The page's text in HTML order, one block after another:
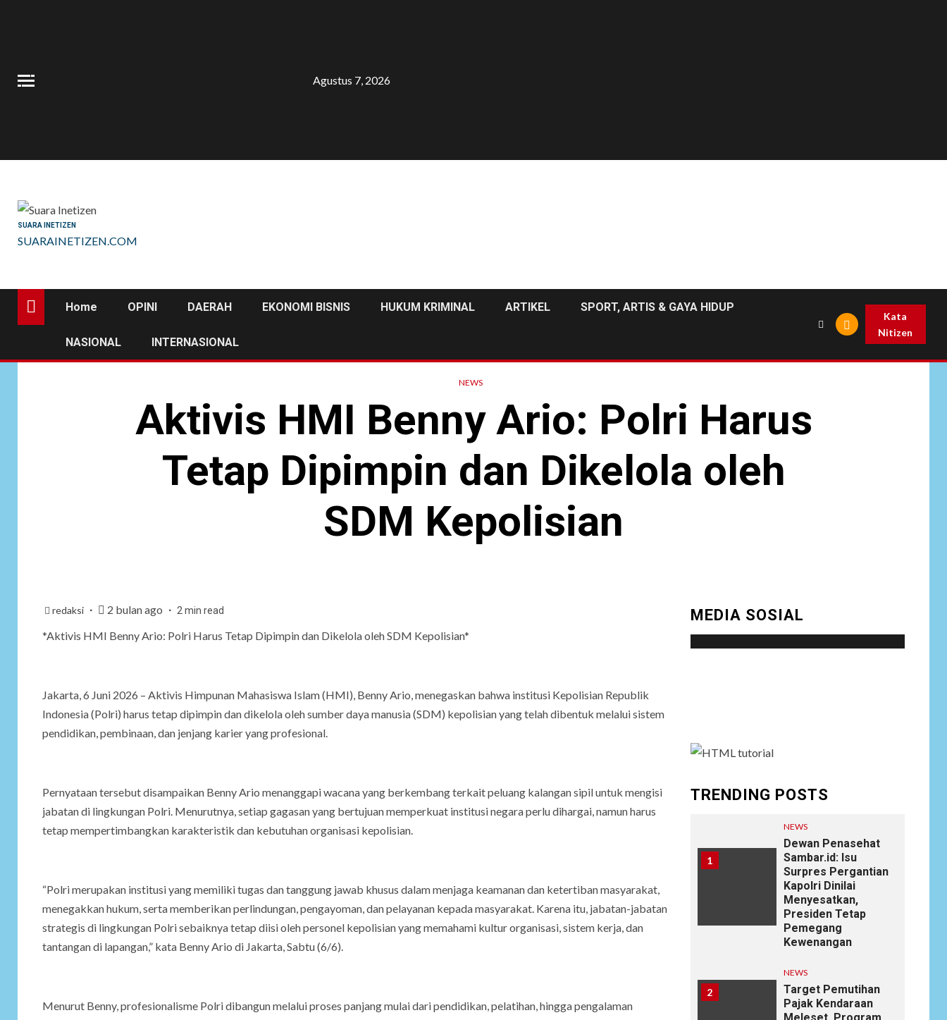
Agustus 7, 2026
SUARA INETIZEN
SUARAINETIZEN.COM
Home OPINI DAERAH EKONOMI BISNIS HUKUM KRIMINAL ARTIKEL SPORT, ARTIS & GAYA HIDUP
NASIONAL INTERNASIONAL
Kata
Nitizen
NEWS
Aktivis HMI Benny Ario: Polri Harus
Tetap Dipimpin dan Dikelola oleh
SDM Kepolisian
redaksi 2 bulan ago 2 min read
*Aktivis HMI Benny Ario: Polri Harus Tetap Dipimpin dan Dikelola oleh SDM Kepolisian*
Jakarta, 6 Juni 2026 – Aktivis Himpunan Mahasiswa Islam (HMI), Benny Ario, menegaskan bahwa institusi Kepolisian Republik
Indonesia (Polri) harus tetap dipimpin dan dikelola oleh sumber daya manusia (SDM) kepolisian yang telah dibentuk melalui sistem
pendidikan, pembinaan, dan jenjang karier yang profesional.
Pernyataan tersebut disampaikan Benny Ario menanggapi wacana yang berkembang terkait peluang kalangan sipil untuk mengisi
jabatan di lingkungan Polri. Menurutnya, setiap gagasan yang bertujuan memperkuat institusi negara perlu dihargai, namun harus
tetap mempertimbangkan karakteristik dan kebutuhan organisasi kepolisian.
“Polri merupakan institusi yang memiliki tugas dan tanggung jawab khusus dalam menjaga keamanan dan ketertiban masyarakat,
menegakkan hukum, serta memberikan perlindungan, pengayoman, dan pelayanan kepada masyarakat. Karena itu, jabatan-jabatan
strategis di lingkungan Polri sebaiknya tetap diisi oleh personel kepolisian yang memahami kultur organisasi, sistem kerja, dan
tantangan di lapangan,” kata Benny Ario di Jakarta, Sabtu (6/6).
Menurut Benny, profesionalisme Polri dibangun melalui proses panjang mulai dari pendidikan, pelatihan, hingga pengalaman
MEDIA SOSIAL
TRENDING POSTS
1
NEWS
Dewan Penasehat
Sambar.id: Isu
Surpres Pergantian
Kapolri Dinilai
Menyesatkan,
Presiden Tetap
Pemegang
Kewenangan
2
NEWS
Target Pemutihan
Pajak Kendaraan